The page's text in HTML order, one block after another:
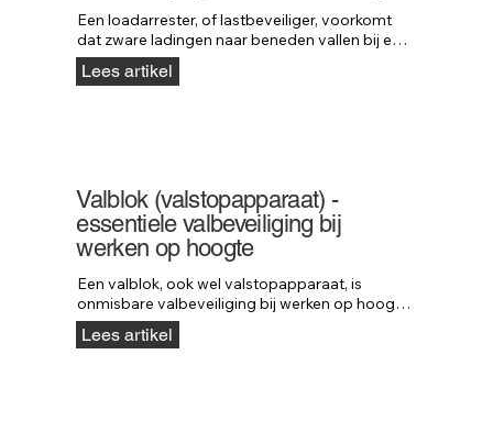
Een loadarrester, of lastbeveiliger, voorkomt
dat zware ladingen naar beneden vallen bij een
defect aan hijs- of machineonderdelen. Het
systeem werkt als valbeveiliging voor
Lees artikel
Valblok (valstopapparaat) -
essentiele valbeveiliging bij
werken op hoogte
Een valblok, ook wel valstopapparaat, is
onmisbare valbeveiliging bij werken op hoogte.
Het blok stopt een val direct, vergelijkbaar met
een autogordel, zodat ernstig letsel wordt
Lees artikel